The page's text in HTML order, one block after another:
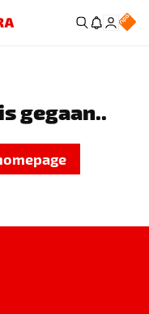
gegaan..